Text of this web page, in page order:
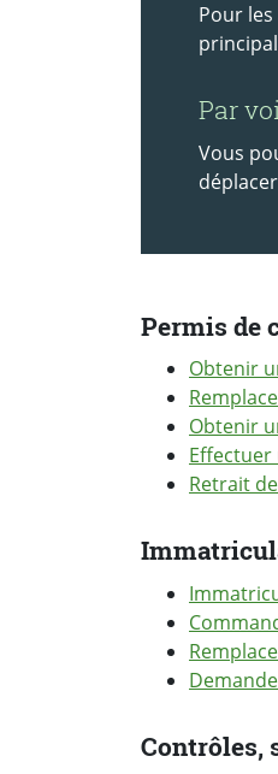
Pour
Par
Vous
Permis de
Obtenir
Obtenir
Retrait
Contrôles,